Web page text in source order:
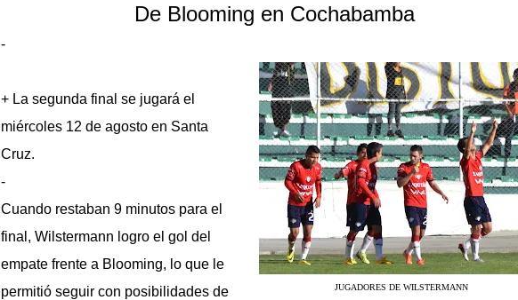
De Blooming en Cochabamba
-
JUGADORES DE WILSTERMANN
+ La segunda final se jugará el
miércoles 12 de agosto en Santa
Cruz.
-
Cuando restaban 9 minutos para el
final, Wilstermann logro el gol del
empate frente a Blooming, lo que le
permitió seguir con posibilidades de